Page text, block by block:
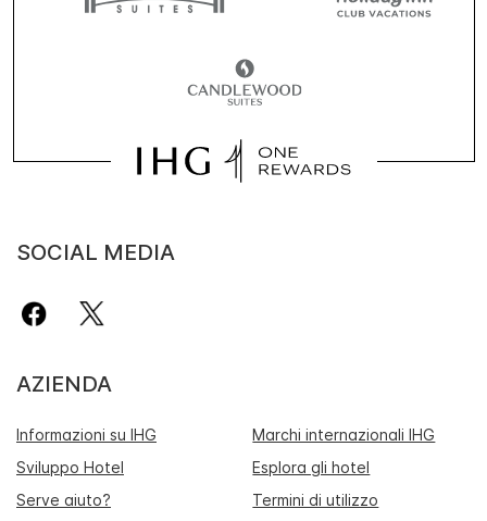
SOCIAL MEDIA
AZIENDA
Informazioni su IHG
Marchi internazionali IHG
Sviluppo Hotel
Esplora gli hotel
Serve aiuto?
Termini di utilizzo